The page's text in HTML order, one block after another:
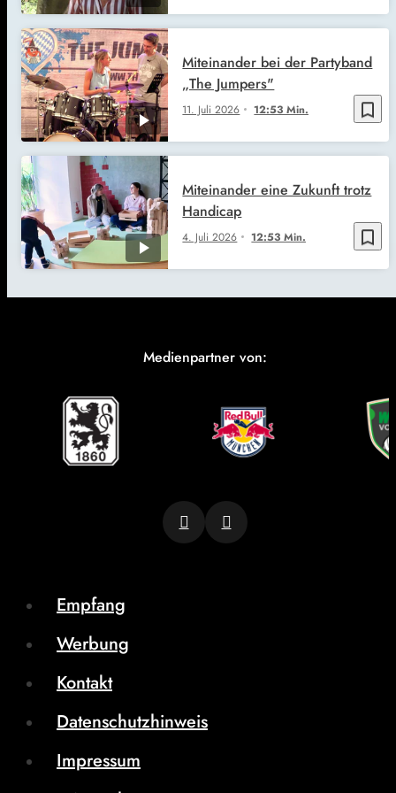
bookmark_border
11. Juli 2026 12:53 Min.
Miteinander bei der Partyband
„The Jumpers"
bookmark_border
4. Juli 2026 12:53 Min.
Miteinander eine Zukunft trotz
Handicap
Medienpartner von:
Empfang
Werbung
Kontakt
Datenschutzhinweis
Impressum